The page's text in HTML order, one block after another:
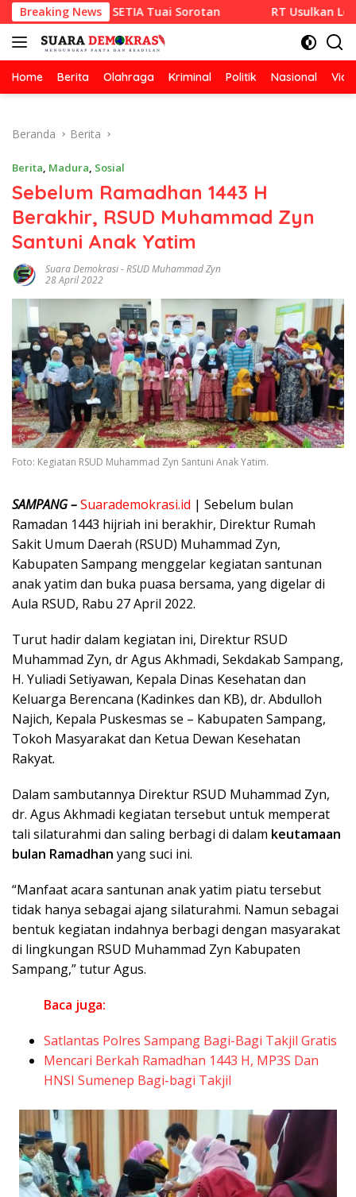
Langsung
ke
konten
Breaking News
CV RAZA SETIA Tuai Sorotan RT Usulkan Lomba
Home Berita Olahraga Kriminal Politik Nasional
Beranda Berita
Berita, Madura, Sosial
Sebelum Ramadhan 1443 H
Berakhir, RSUD Muhammad Zyn
Santuni Anak Yatim
Suara Demokrasi-RSUD Muhammad Zyn
28 April 2022
Foto: Kegiatan RSUD Muhammad Zyn Santuni Anak Yatim.
SAMPANG –Suarademokrasi.id | Sebelum bulan
Ramadan 1443 hijriah ini berakhir, Direktur Rumah
Sakit Umum Daerah (RSUD) Muhammad Zyn,
Kabupaten Sampang menggelar kegiatan santunan
anak yatim dan buka puasa bersama, yang digelar di
Aula RSUD, Rabu 27 April 2022.
Turut hadir dalam kegiatan ini, Direktur RSUD
Muhammad Zyn, dr Agus Akhmadi, Sekdakab Sampang,
H. Yuliadi Setiyawan, Kepala Dinas Kesehatan dan
Keluarga Berencana (Kadinkes dan KB), dr. Abdulloh
Najich, Kepala Puskesmas se – Kabupaten Sampang,
Tokoh Masyarakat dan Ketua Dewan Kesehatan
Rakyat.
Dalam sambutannya Direktur RSUD Muhammad Zyn,
dr. Agus Akhmadi kegiatan tersebut untuk memperat
tali silaturahmi dan saling berbagi di dalam keutamaan
bulan Ramadhan yang suci ini.
“Manfaat acara santunan anak yatim piatu tersebut
tidak hanya sebagai ajang silaturahmi. Namun sebagai
bentuk kegiatan indahnya berbagi dengan masyarakat
di lingkungan RSUD Muhammad Zyn Kabupaten
Sampang,” tutur Agus.
Baca juga:
Satlantas Polres Sampang Bagi-Bagi Takjil Gratis
Mencari Berkah Ramadhan 1443 H, MP3S Dan
HNSI Sumenep Bagi-bagi Takjil